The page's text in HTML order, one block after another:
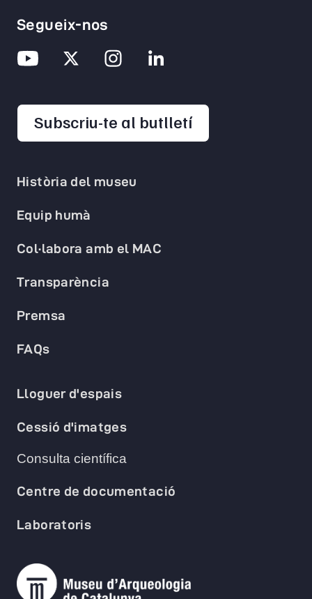
Història del museu
Equip humà
Col·labora amb el MAC
Transparència
Premsa
FAQs
Lloguer d'espais
Cessió d'imatges
Consulta científica
Centre de documentació
Laboratoris
Segueix-nos
Subscriu-te al butlletíopens in a new